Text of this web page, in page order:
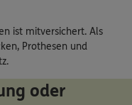
ist mitversichert. Als
Prothesen und
oder